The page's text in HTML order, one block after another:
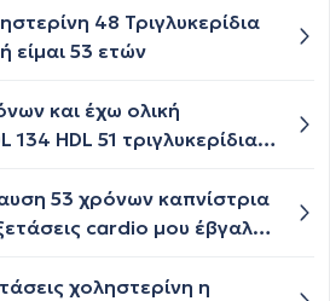
ακολουθούσα διάφορες
αυτό το διάστημα τα
αισθανόμουν έντονη
μύες στα χέρια και στα
Μπορεί το χάπι
στους μύες και
48 Τριγλυκερίδια
είμαι 53 ετών
και έχω ολική
HDL 51 τριγλυκερίδια
53 χρόνων καπνίστρια
cardio μου έβγαλε
η να το πολεμήσω με
χοληστερίνη η